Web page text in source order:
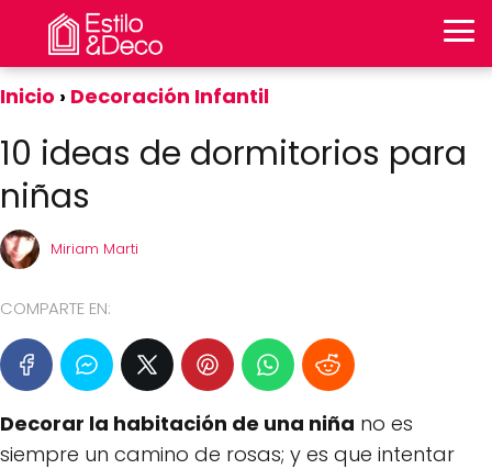
Inicio Decoración Infantil
10 ideas de dormitorios para
niñas
Miriam Marti
COMPARTE EN:
Decorar la habitación de una niña no es
siempre un camino de rosas; y es que intentar